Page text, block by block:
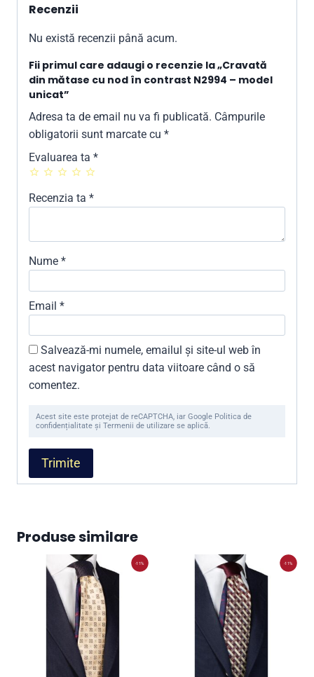
Recenzii
Nu există recenzii până acum.
Fii primul care adaugi o recenzie la „Cravată
din mătase cu nod în contrast N2994 – model
unicat”
Adresa ta de email nu va fi publicată. Câmpurile
obligatorii sunt marcate cu *
Evaluarea ta *
Recenzia ta *
Nume *
Email *
Salvează-mi numele, emailul și site-ul web în
acest navigator pentru data viitoare când o să
comentez.
Acest site este protejat de reCAPTCHA, iar Google Politica de
confidențialitate și Termenii de utilizare se aplică.
Produse similare
-11% -11%